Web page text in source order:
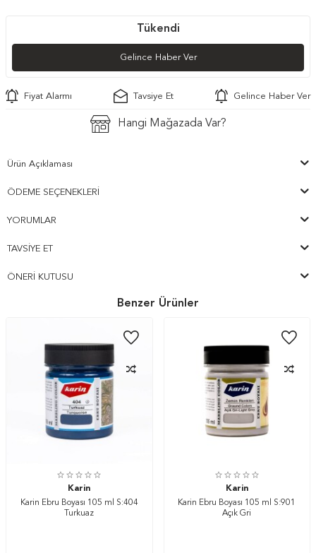
Tükendi
Gelince Haber Ver
Fiyat Alarmı Tavsiye Et Gelince Haber Ver
Hangi Mağazada Var?
Ürün Açıklaması
ÖDEME SEÇENEKLERI
YORUMLAR
TAVSIYE ET
ÖNERI KUTUSU
Benzer Ürünler
Karin
Karin Ebru Boyası 105 ml S:404
Turkuaz
Karin
Karin Ebru Boyası 105 ml S:901
Açık Gri